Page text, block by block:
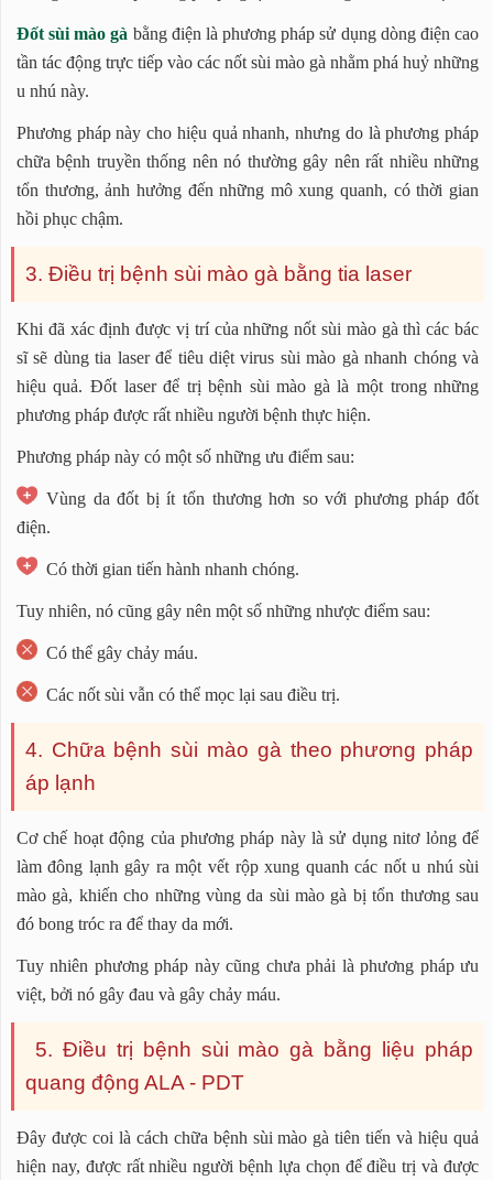
Đốt sùi mào gà bằng điện là phương pháp sử dụng dòng điện cao
tần tác động trực tiếp vào các nốt sùi mào gà nhằm phá huỷ những
u nhú này.
Phương pháp này cho hiệu quả nhanh, nhưng do là phương pháp
chữa bệnh truyền thống nên nó thường gây nên rất nhiều những
tổn thương, ảnh hưởng đến những mô xung quanh, có thời gian
hồi phục chậm.
3. Điều trị bệnh sùi mào gà bằng tia laser
Khi đã xác định được vị trí của những nốt sùi mào gà thì các bác
sĩ sẽ dùng tia laser để tiêu diệt virus sùi mào gà nhanh chóng và
hiệu quả. Đốt laser để trị bệnh sùi mào gà là một trong những
phương pháp được rất nhiều người bệnh thực hiện.
Phương pháp này có một số những ưu điểm sau:
Vùng da đốt bị ít tổn thương hơn so với phương pháp đốt
điện.
Có thời gian tiến hành nhanh chóng.
Tuy nhiên, nó cũng gây nên một số những nhược điểm sau:
Có thể gây chảy máu.
Các nốt sùi vẫn có thể mọc lại sau điều trị.
4. Chữa bệnh sùi mào gà theo phương pháp
áp lạnh
Cơ chế hoạt động của phương pháp này là sử dụng nitơ lỏng để
làm đông lạnh gây ra một vết rộp xung quanh các nốt u nhú sùi
mào gà, khiến cho những vùng da sùi mào gà bị tổn thương sau
đó bong tróc ra để thay da mới.
Tuy nhiên phương pháp này cũng chưa phải là phương pháp ưu
việt, bởi nó gây đau và gây chảy máu.
5. Điều trị bệnh sùi mào gà bằng liệu pháp
quang động ALA - PDT
Đây được coi là cách chữa bệnh sùi mào gà tiên tiến và hiệu quả
hiện nay, được rất nhiều người bệnh lựa chọn để điều trị và được